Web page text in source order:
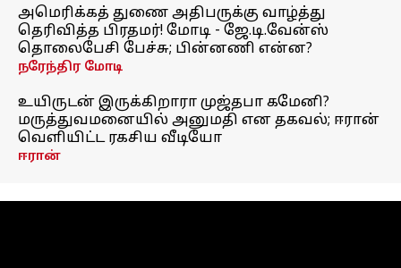
அமெரிக்கத் துணை அதிபருக்கு வாழ்த்து
தெரிவித்த பிரதமர்! மோடி - ஜே.டி.வேன்ஸ்
தொலைபேசி பேச்சு; பின்னணி என்ன?
நரேந்திர மோடி
உயிருடன் இருக்கிறாரா முஜ்தபா கமேனி?
மருத்துவமனையில் அனுமதி என தகவல்; ஈரான்
வெளியிட்ட ரகசிய வீடியோ
ஈரான்